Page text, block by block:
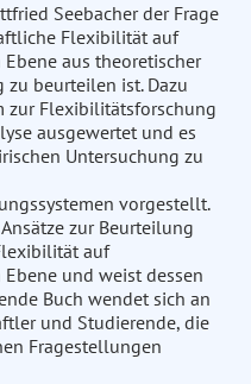
Seebacher der Frage
Flexibilität auf
aus theoretischer
beurteilen ist. Dazu
zur Flexibilitätsforschung
ausgewertet und es
Untersuchung zu
vorgestellt.
zur Beurteilung
auf
und weist dessen
Buch wendet sich an
und Studierende, die
Fragestellungen